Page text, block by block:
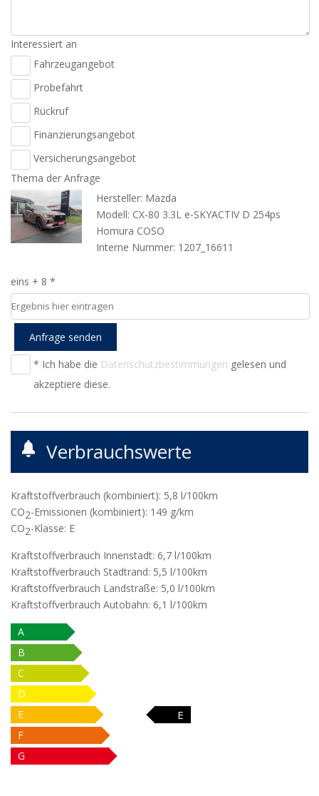
Interessiert an
Fahrzeugangebot
Probefahrt
Rückruf
Finanzierungsangebot
Versicherungsangebot
Thema der Anfrage
Hersteller: Mazda
Modell: CX-80 3.3L e-SKYACTIV D 254ps
Homura COSO
Interne Nummer: 1207_16611
eins + 8 *
Anfrage senden
* Ich habe die Datenschutzbestimmungen gelesen und
akzeptiere diese.
Verbrauchswerte
Kraftstoffverbrauch (kombiniert): 5,8 l/100km
CO2-Emissionen (kombiniert): 149 g/km
CO2-Klasse: E
Kraftstoffverbrauch Innenstadt: 6,7 l/100km
Kraftstoffverbrauch Stadtrand: 5,5 l/100km
Kraftstoffverbrauch Landstraße: 5,0 l/100km
Kraftstoffverbrauch Autobahn: 6,1 l/100km
A
B
C
D
E
E
F
G